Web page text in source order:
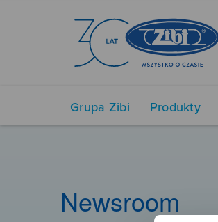
Grupa Zibi Produkty
Newsroom